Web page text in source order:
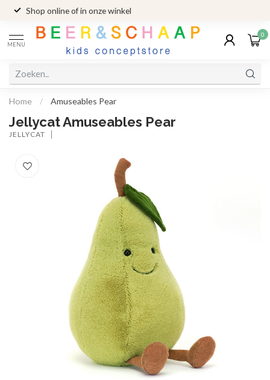
Shop online of in onze winkel
MENU
0
Home / Amuseables Pear
Jellycat Amuseables Pear
JELLYCAT